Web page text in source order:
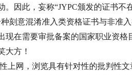
。因此，妄称“JYPC颁发的证书不
刻意混淆准入类资格证书与非准
现在需要审批备案的国家职业资格
大方！
上网，浏览具有针对性的批判性